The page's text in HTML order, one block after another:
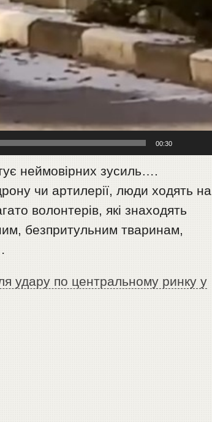
00:30
неймовірних зусиль….
чи артилерії, люди ходять на
волонтерів, які знаходять
безпритульним тваринам,
удару по центральному ринку у